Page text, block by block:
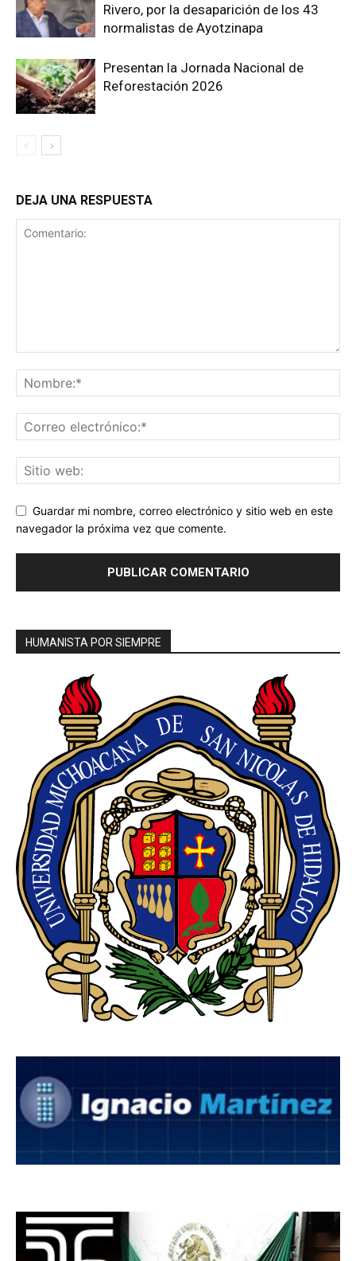
Rivero, por la desaparición de los 43
normalistas de Ayotzinapa
Presentan la Jornada Nacional de
Reforestación 2026
DEJA UNA RESPUESTA
Guardar mi nombre, correo electrónico y sitio web en este
navegador la próxima vez que comente.
HUMANISTA POR SIEMPRE